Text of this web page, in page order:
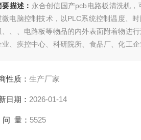
要描述： 永合创信国产pcb电路板清洗机
微电脑控制技术，以PLC系统控制温度、
、、、电路板等物品的内外表面附着物进
业、疾控中心、科研院所、食品厂、化工
性质： 生产厂家
日期： 2026-01-14
量： 5525